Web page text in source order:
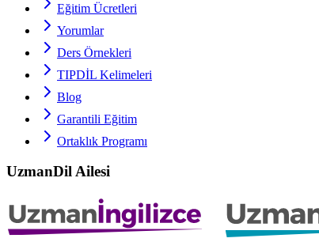
Eğitim Ücretleri
Yorumlar
Ders Örnekleri
TIPDİL Kelimeleri
Blog
Garantili Eğitim
Ortaklık Programı
UzmanDil Ailesi